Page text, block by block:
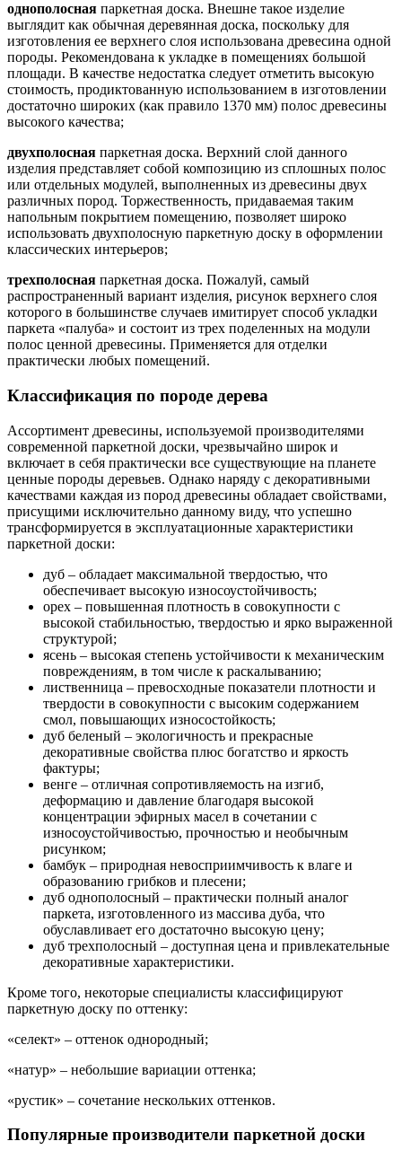
однополосная паркетная доска. Внешне такое изделие
выглядит как обычная деревянная доска, поскольку для
изготовления ее верхнего слоя использована древесина одной
породы. Рекомендована к укладке в помещениях большой
площади. В качестве недостатка следует отметить высокую
стоимость, продиктованную использованием в изготовлении
достаточно широких (как правило 1370 мм) полос древесины
высокого качества;
двухполосная паркетная доска. Верхний слой данного
изделия представляет собой композицию из сплошных полос
или отдельных модулей, выполненных из древесины двух
различных пород. Торжественность, придаваемая таким
напольным покрытием помещению, позволяет широко
использовать двухполосную паркетную доску в оформлении
классических интерьеров;
трехполосная паркетная доска. Пожалуй, самый
распространенный вариант изделия, рисунок верхнего слоя
которого в большинстве случаев имитирует способ укладки
паркета «палуба» и состоит из трех поделенных на модули
полос ценной древесины. Применяется для отделки
практически любых помещений.
Классификация по породе дерева
Ассортимент древесины, используемой производителями
современной паркетной доски, чрезвычайно широк и
включает в себя практически все существующие на планете
ценные породы деревьев. Однако наряду с декоративными
качествами каждая из пород древесины обладает свойствами,
присущими исключительно данному виду, что успешно
трансформируется в эксплуатационные характеристики
паркетной доски:
дуб – обладает максимальной твердостью, что
обеспечивает высокую износоустойчивость;
орех – повышенная плотность в совокупности с
высокой стабильностью, твердостью и ярко выраженной
структурой;
ясень – высокая степень устойчивости к механическим
повреждениям, в том числе к раскалыванию;
лиственница – превосходные показатели плотности и
твердости в совокупности с высоким содержанием
смол, повышающих износостойкость;
дуб беленый – экологичность и прекрасные
декоративные свойства плюс богатство и яркость
фактуры;
венге – отличная сопротивляемость на изгиб,
деформацию и давление благодаря высокой
концентрации эфирных масел в сочетании с
износоустойчивостью, прочностью и необычным
рисунком;
бамбук – природная невосприимчивость к влаге и
образованию грибков и плесени;
дуб однополосный – практически полный аналог
паркета, изготовленного из массива дуба, что
обуславливает его достаточно высокую цену;
дуб трехполосный – доступная цена и привлекательные
декоративные характеристики.
Кроме того, некоторые специалисты классифицируют
паркетную доску по оттенку:
«селект» – оттенок однородный;
«натур» – небольшие вариации оттенка;
«рустик» – сочетание нескольких оттенков.
Популярные производители паркетной доски